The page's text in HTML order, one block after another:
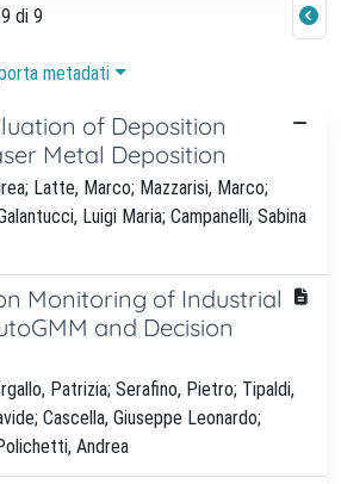
di 9
metadati
of Deposition
Metal Deposition
Latte, Marco; Mazzarisi, Marco;
Luigi Maria; Campanelli, Sabina
Monitoring of Industrial
and Decision
Patrizia; Serafino, Pietro; Tipaldi,
Cascella, Giuseppe Leonardo;
Andrea